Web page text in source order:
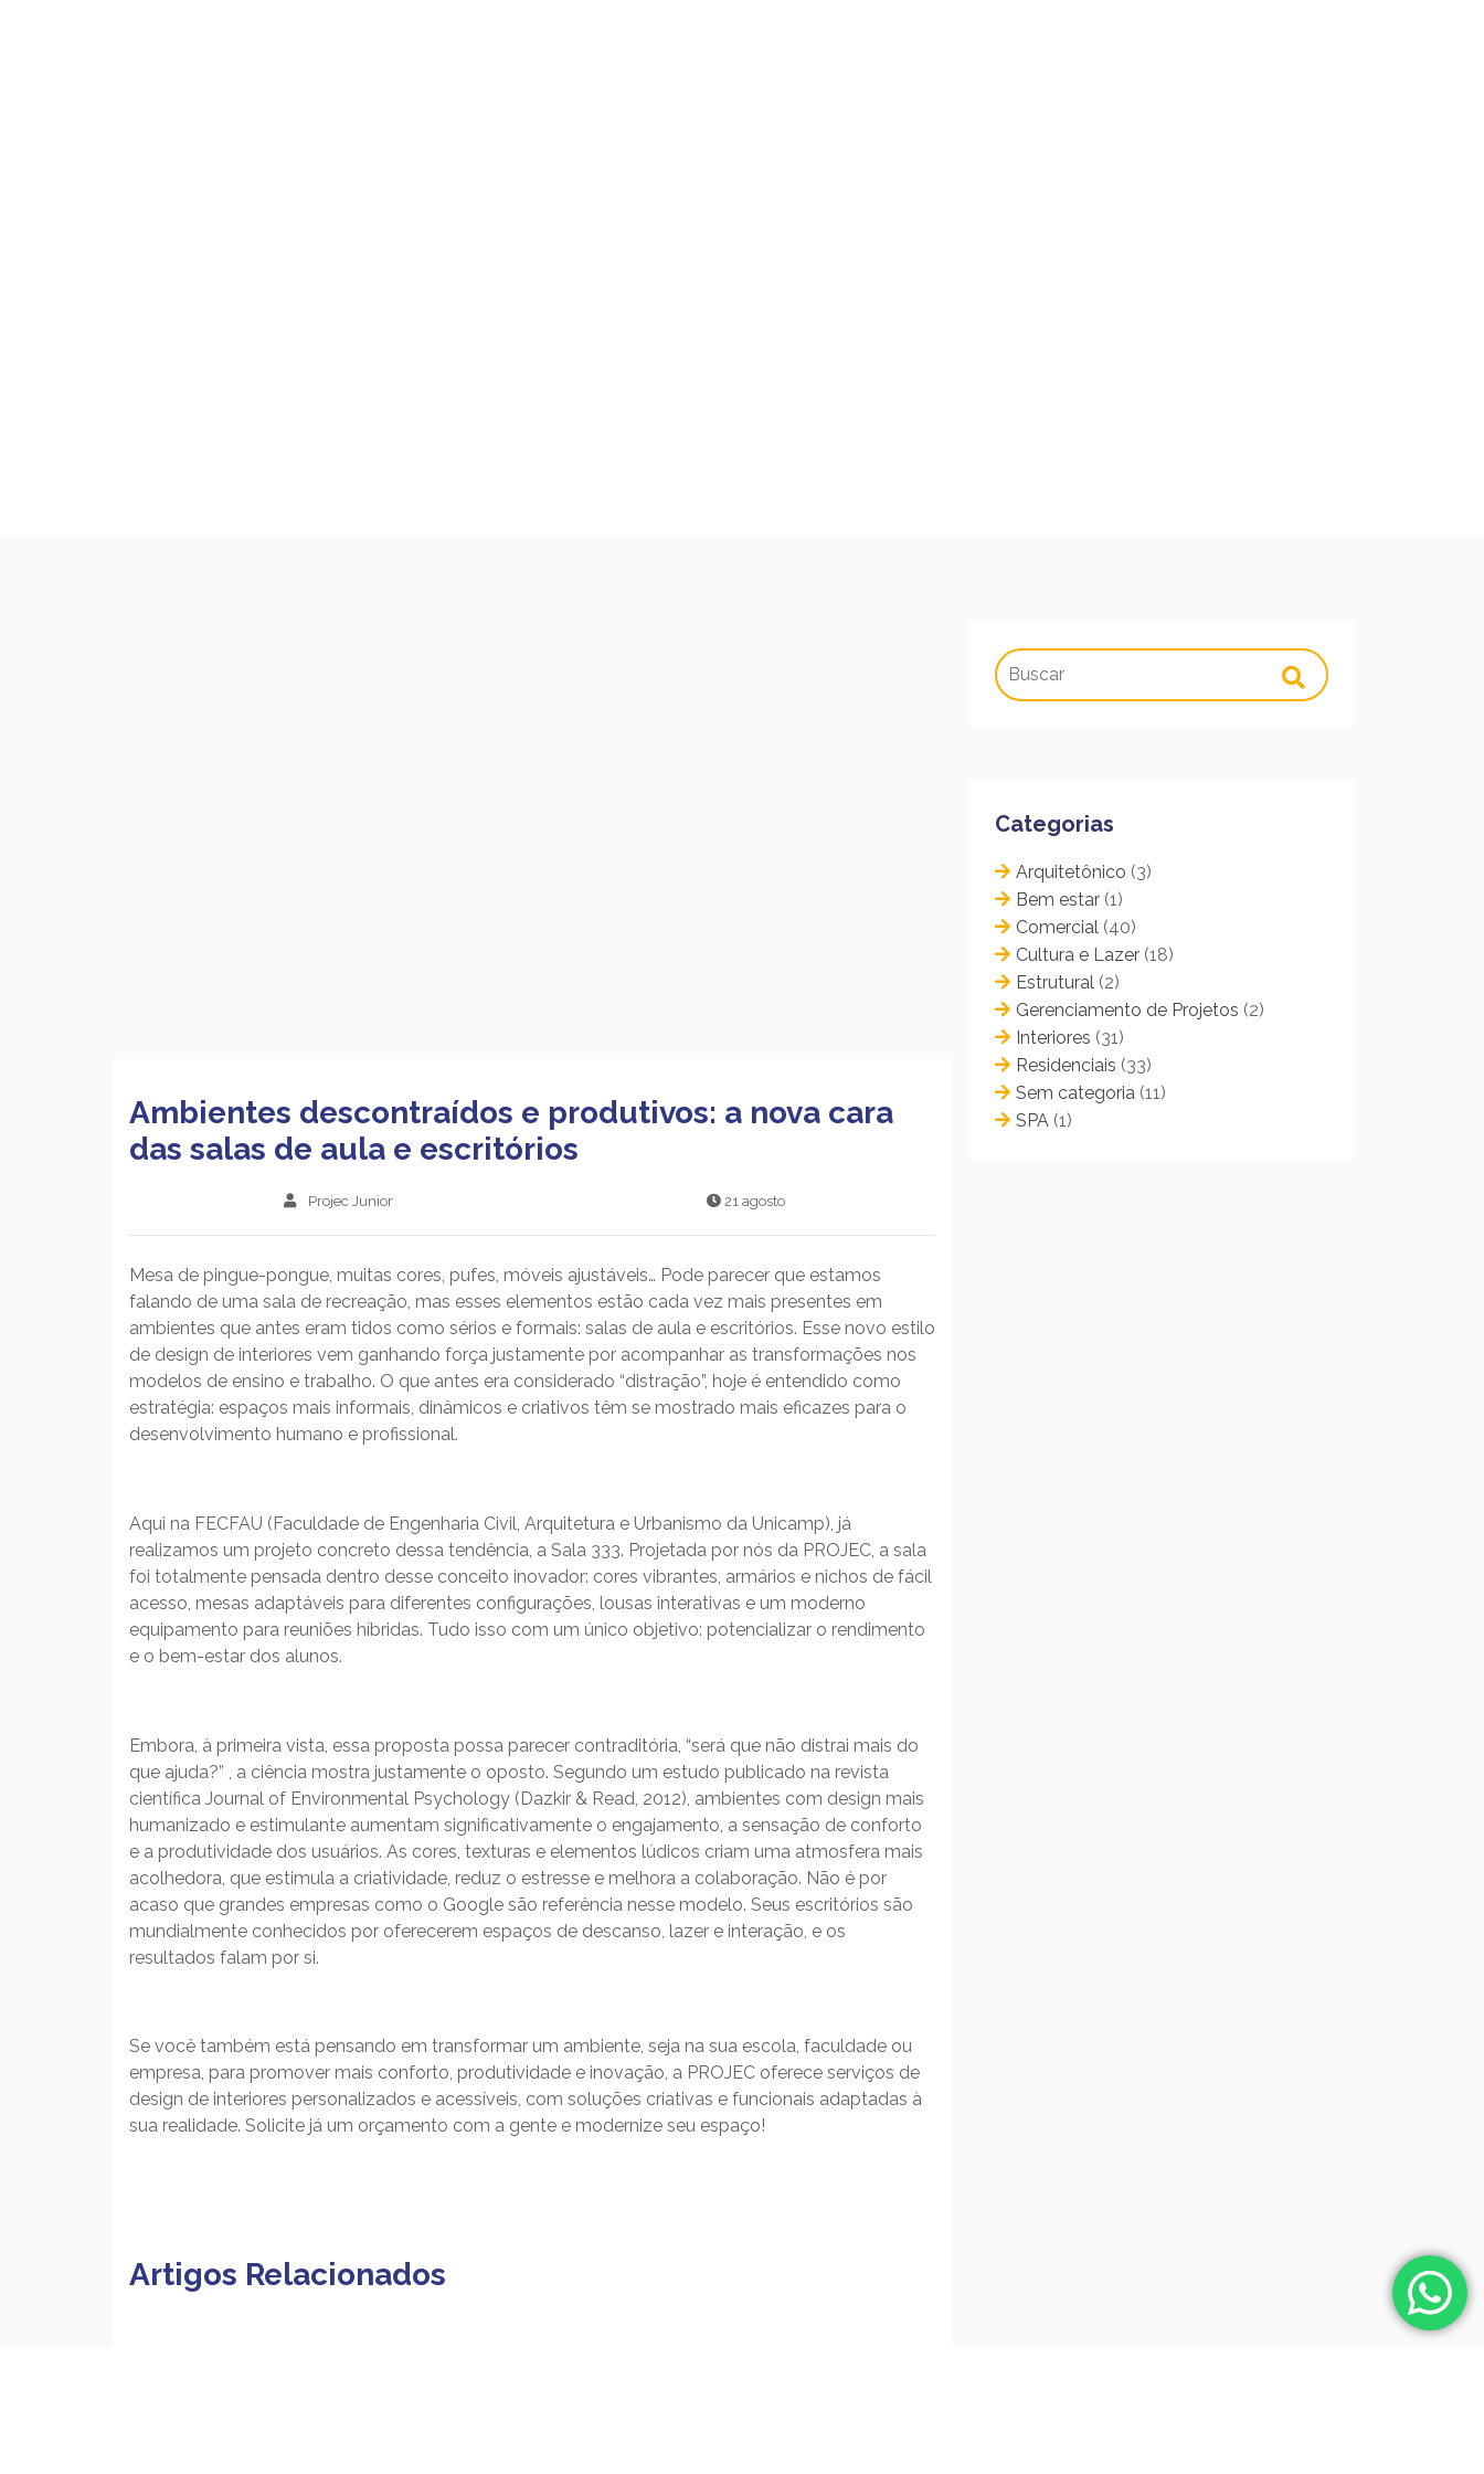
Ambientes descontraídos e produtivos: a nova cara
das salas de aula e escritórios
Projec Junior 21 agosto
Mesa de pingue-pongue, muitas cores, pufes, móveis ajustáveis… Pode parecer que estamos
falando de uma sala de recreação, mas esses elementos estão cada vez mais presentes em
ambientes que antes eram tidos como sérios e formais: salas de aula e escritórios. Esse novo estilo
de design de interiores vem ganhando força justamente por acompanhar as transformações nos
modelos de ensino e trabalho. O que antes era considerado “distração”, hoje é entendido como
estratégia: espaços mais informais, dinâmicos e criativos têm se mostrado mais eficazes para o
desenvolvimento humano e profissional.
Aqui na FECFAU (Faculdade de Engenharia Civil, Arquitetura e Urbanismo da Unicamp), já
realizamos um projeto concreto dessa tendência, a Sala 333. Projetada por nós da PROJEC, a sala
foi totalmente pensada dentro desse conceito inovador: cores vibrantes, armários e nichos de fácil
acesso, mesas adaptáveis para diferentes configurações, lousas interativas e um moderno
equipamento para reuniões híbridas. Tudo isso com um único objetivo: potencializar o rendimento
e o bem-estar dos alunos.
Embora, à primeira vista, essa proposta possa parecer contraditória, “será que não distrai mais do
que ajuda?” , a ciência mostra justamente o oposto. Segundo um estudo publicado na revista
científica Journal of Environmental Psychology (Dazkir & Read, 2012), ambientes com design mais
humanizado e estimulante aumentam significativamente o engajamento, a sensação de conforto
e a produtividade dos usuários. As cores, texturas e elementos lúdicos criam uma atmosfera mais
acolhedora, que estimula a criatividade, reduz o estresse e melhora a colaboração. Não é por
acaso que grandes empresas como o Google são referência nesse modelo. Seus escritórios são
mundialmente conhecidos por oferecerem espaços de descanso, lazer e interação, e os
resultados falam por si.
Se você também está pensando em transformar um ambiente, seja na sua escola, faculdade ou
empresa, para promover mais conforto, produtividade e inovação, a PROJEC oferece serviços de
design de interiores personalizados e acessíveis, com soluções criativas e funcionais adaptadas à
sua realidade. Solicite já um orçamento com a gente e modernize seu espaço!
Artigos Relacionados
Categorias
Arquitetônico (3)
Bem estar (1)
Comercial (40)
Cultura e Lazer (18)
Estrutural (2)
Gerenciamento de Projetos (2)
Interiores (31)
Residenciais (33)
Sem categoria (11)
SPA (1)